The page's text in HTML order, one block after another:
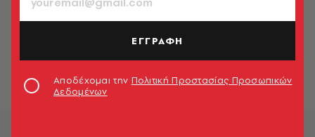
νταλίκες και το «διαφημίζουν» στα
Newsroom
ΕΓΓΡΑΦΗ
Αποδέχομαι την Πολιτική Προστασίας Προσωπικών
Δεδομένων